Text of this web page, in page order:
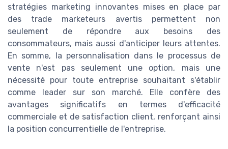
stratégies marketing innovantes mises en place par
des trade marketeurs avertis permettent non
seulement de répondre aux besoins des
consommateurs, mais aussi d'anticiper leurs attentes.
En somme, la personnalisation dans le processus de
vente n'est pas seulement une option, mais une
nécessité pour toute entreprise souhaitant s'établir
comme leader sur son marché. Elle confère des
avantages significatifs en termes d'efficacité
commerciale et de satisfaction client, renforçant ainsi
la position concurrentielle de l'entreprise.